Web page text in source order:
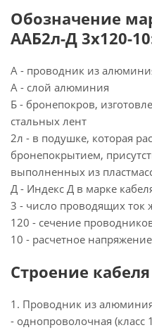
Обозначение
ААБ2л-Д 3х120-
А - проводник из
А - слой алюминия
Б - бронепокров,
стальных лент
2л - в подушке, которая
бронепокрытием,
выполненных из
Д - Индекс Д в марке
3 - число проводящих ток
120 - сечение
10 - расчетное
Строение
1. Проводник из
- однопроволочная (класс